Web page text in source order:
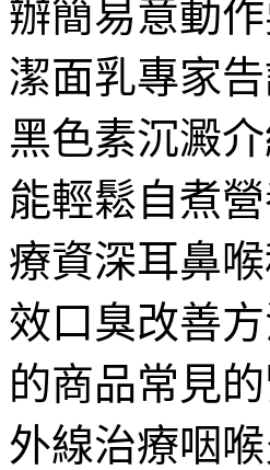
辦簡易意動
潔面乳專家
黑色素沉澱
能輕鬆自煮
療資深耳鼻
效口臭改善
的商品常見
外線治療咽